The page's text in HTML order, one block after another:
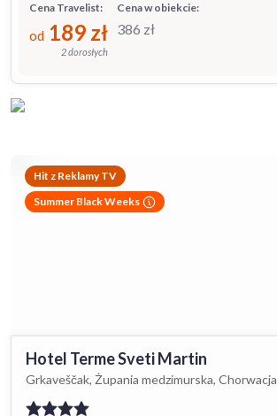
Cena w obiekcie:
386 zł
Cena Travelist:
od 189 zł
2 dorosłych
Hit z Reklamy TV
Summer Black Weeks
Hotel Terme Sveti Martin
Grkaveščak, Żupania medzimurska, Chorwacja